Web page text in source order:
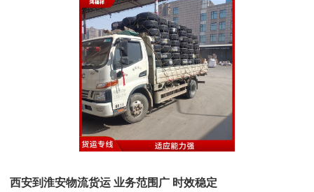
西安到淮安物流货运 业务范围广 时效稳定